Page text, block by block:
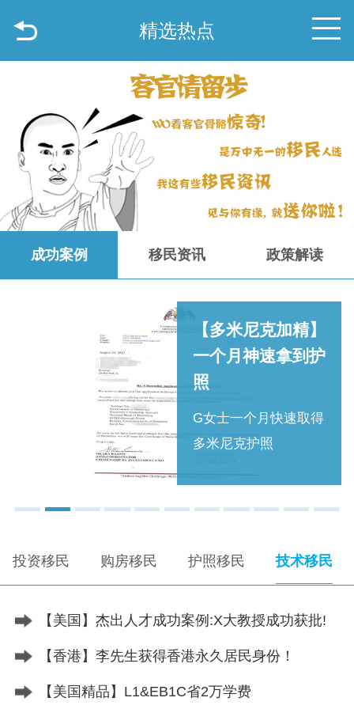
精选热点
成功案例 移民资讯 政策解读
【多米尼克加精】
一个月神速拿到护
照
G女士一个月快速取得
多米尼克护照
投资移民 购房移民 护照移民 技术移民
【美国】杰出人才成功案例:X大教授成功获批!
【香港】李先生获得香港永久居民身份！
【美国精品】L1&EB1C省2万学费